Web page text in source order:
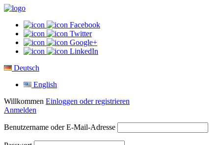
Facebook
Twitter
Google+
LinkedIn
Deutsch
English
Willkommen Einloggen oder registrieren
Anmelden
Benutzername oder E-Mail-Adresse